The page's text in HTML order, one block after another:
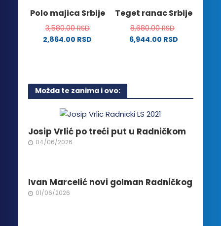
stranici
proizvoda.
proizvoda.
Polo majica Srbije
3,580.00RSD
2,864.00 RSD
više
varijanti.
mogu
biti
izabrane
Teget ranac Srbije
8,680.00RSD
6,944.00 RSD
Možda te zanima i ovo:
Josip Vrlić po treći put u Radničkom
04/06/2026
Ivan Marcelić novi golman Radničkog
01/06/2026